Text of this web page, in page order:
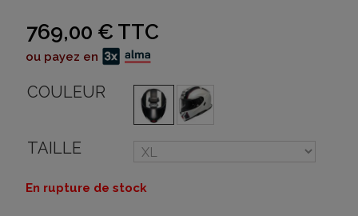
769,00 € TTC
ou payez en
COULEUR
TAILLE
En rupture de stock